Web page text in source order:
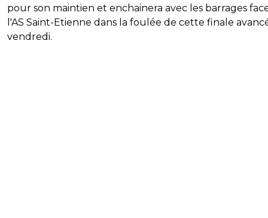
pour son maintien et enchainera avec les barrages
l'AS Saint-Etienne dans la foulée de cette finale
vendredi.